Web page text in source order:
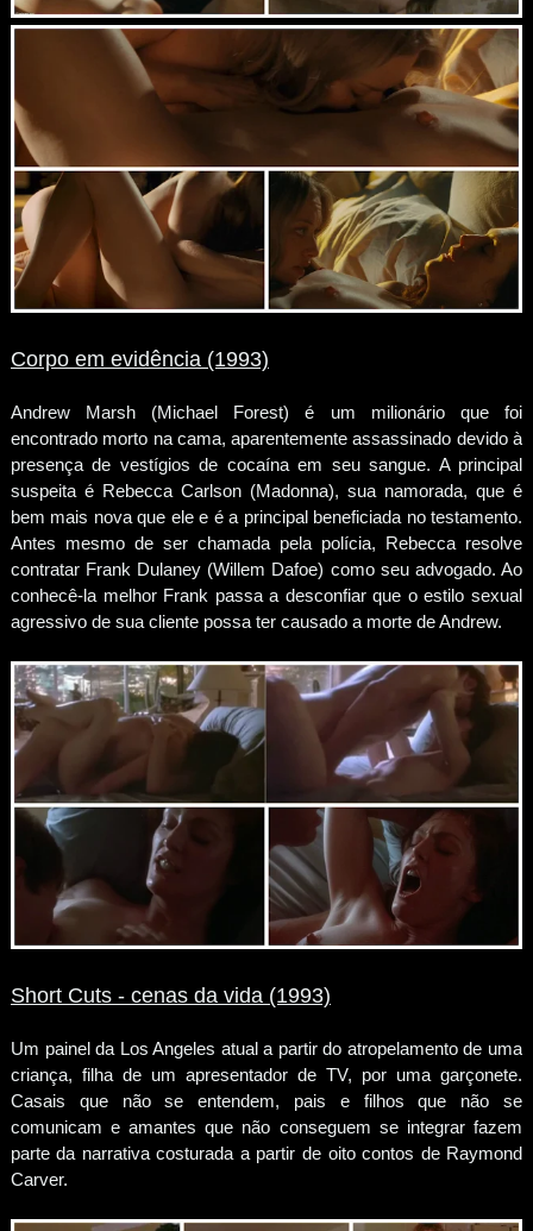
Corpo em evidência (1993)
Andrew Marsh (Michael Forest) é um milionário que foi
encontrado morto na cama, aparentemente assassinado devido à
presença de vestígios de cocaína em seu sangue. A principal
suspeita é Rebecca Carlson (Madonna), sua namorada, que é
bem mais nova que ele e é a principal beneficiada no testamento.
Antes mesmo de ser chamada pela polícia, Rebecca resolve
contratar Frank Dulaney (Willem Dafoe) como seu advogado. Ao
conhecê-la melhor Frank passa a desconfiar que o estilo sexual
agressivo de sua cliente possa ter causado a morte de Andrew.
Short Cuts - cenas da vida (1993)
Um painel da Los Angeles atual a partir do atropelamento de uma
criança, filha de um apresentador de TV, por uma garçonete.
Casais que não se entendem, pais e filhos que não se
comunicam e amantes que não conseguem se integrar fazem
parte da narrativa costurada a partir de oito contos de Raymond
Carver.